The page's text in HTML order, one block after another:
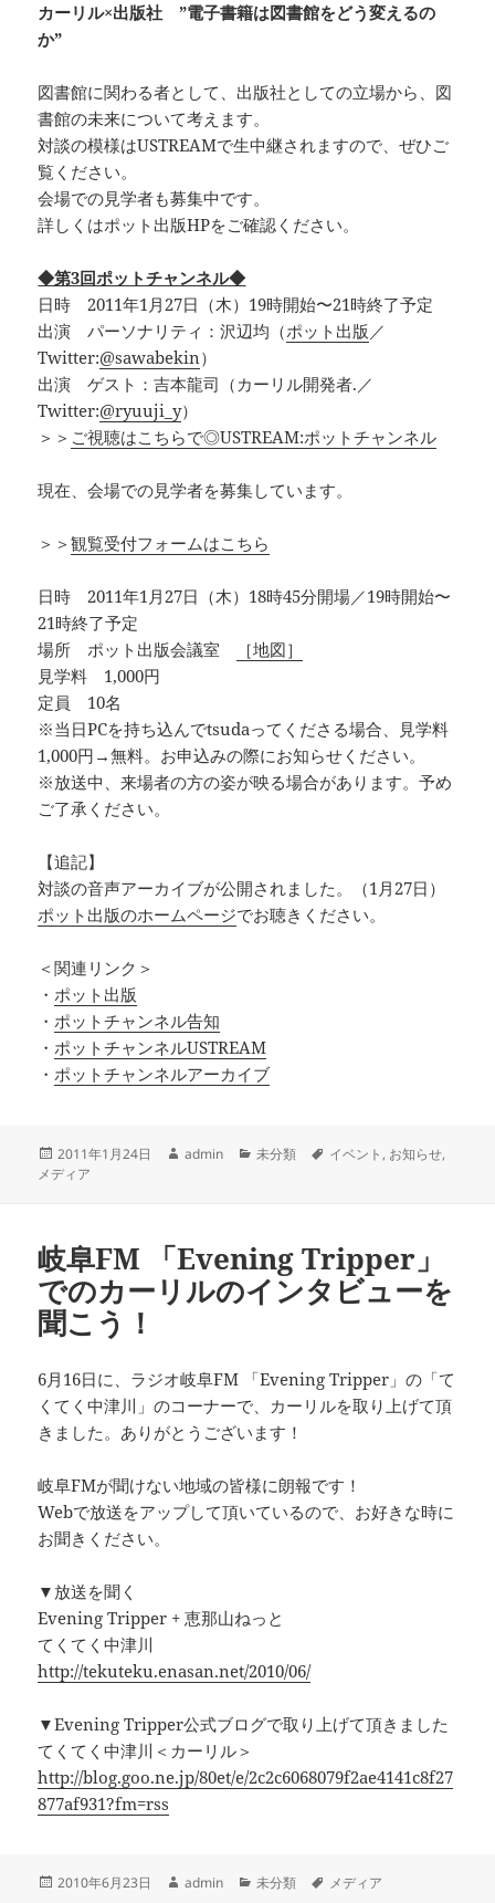
カーリル×出版社 ”電子書籍は図書館をどう変えるの
か”
図書館に関わる者として、出版社としての立場から、図
書館の未来について考えます。
対談の模様はUSTREAMで生中継されますので、ぜひご
覧ください。
会場での見学者も募集中です。
詳しくはポット出版HPをご確認ください。
◆第3回ポットチャンネル◆
日時 2011年1月27日（木）19時開始〜21時終了予定
出演 パーソナリティ：沢辺均（ポット出版／
Twitter:@sawabekin）
出演 ゲスト：吉本龍司（カーリル開発者.／
Twitter:@ryuuji_y）
＞＞ ご視聴はこちらで◎USTREAM:ポットチャンネル
現在、会場での見学者を募集しています。
＞＞観覧受付フォームはこちら
日時 2011年1月27日（木）18時45分開場／19時開始〜
21時終了予定
場所 ポット出版会議室
［地図］
見学料 1,000円
定員 10名
※当日PCを持ち込んでtsudaってくださる場合、見学料
1,000円→無料。お申込みの際にお知らせください。
※放送中、来場者の方の姿が映る場合があります。予め
ご了承ください。
【追記】
対談の音声アーカイブが公開されました。（1月27日）
ポット出版のホームページでお聴きください。
＜関連リンク＞
・ポット出版
・ポットチャンネル告知
・ポットチャンネルUSTREAM
・ポットチャンネルアーカイブ
投
稿
2011年1月24日
作
admin
カ
未分類
タ
イベント , お知らせ,
メディア
岐阜FM 「Evening Tripper」
でのカーリルのインタビューを
聞こう！
6月16日に、ラジオ岐阜FM 「Evening Tripper」の「て
くてく中津川」のコーナーで、カーリルを取り上げて頂
きました。ありがとうございます！
岐阜FMが聞けない地域の皆様に朗報です！
Webで放送をアップして頂いているので、お好きな時に
お聞きください。
▼放送を聞く
Evening Tripper + 恵那山ねっと
てくてく中津川
http://tekuteku.enasan.net/2010/06/
▼Evening Tripper公式ブログで取り上げて頂きました
てくてく中津川＜カーリル＞
http://blog.goo.ne.jp/80et/e/2c2c6068079f2ae4141c8f27
877af931?fm=rss
投
2010年6月23日
作
admin
カ
未分類
タ
メディア